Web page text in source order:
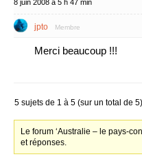
8 juin 2008 à 5 h 47 min
jpto Membre
Merci beaucoup !!!
5 sujets de 1 à 5 (sur un total de 5)
Le forum ‘Australie – le pays-
et réponses.